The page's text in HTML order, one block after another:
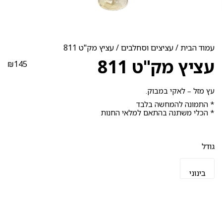
עמוד הבית /עציצים וסחלבים/ עציץ מק"ט 811
עציץ מק"ט 811 ₪145
עץ מזל – לאקי במבוק.
* התמונה להמחשה בלבד
* הכלי משתנה בהתאם למלאי החנות
גודל
בינוני